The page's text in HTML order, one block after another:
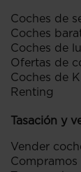
Coches de
Coches
Coches de
Ofertas de
Coches de
Renting
Tasación y
Vender